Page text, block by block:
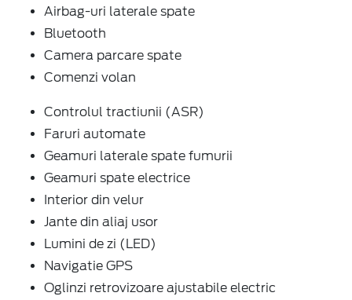
Airbag-uri laterale spate
Bluetooth
Camera parcare spate
Comenzi volan
Controlul tractiunii (ASR)
Faruri automate
Geamuri laterale spate fumurii
Geamuri spate electrice
Interior din velur
Jante din aliaj usor
Lumini de zi (LED)
Navigatie GPS
Oglinzi retrovizoare ajustabile electric